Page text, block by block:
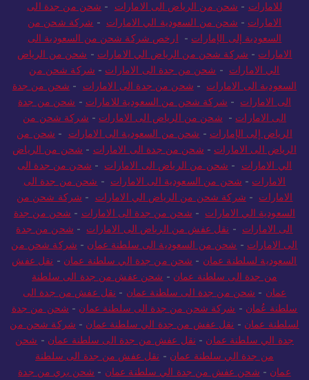
للامارات - شحن من الرياض الى الامارات - شحن من جدة الى
الامارات - شحن من السعودية الي الامارات - شركة شحن من
السعودية إلى الإمارات - ارخص شركة شحن من السعودية الى
الامارات - شركة شحن من الرياض الي الامارات - شحن من الرياض
الي الامارات - شحن من جدة الى الامارات - شركة شحن من
السعودية الى الامارات - شحن من جدة الى الامارات - شحن من جدة
الى الامارات - شركة شحن من السعودية للامارات - شحن من جدة
الى الامارات - شحن من الرياض الى الامارات - شركة شحن من
الرياض إلى الإمارات - شحن من السعودية الى الامارات - شحن من
الرياض الى الامارات - شحن من جدة الى الامارات - شحن من الرياض
الي الامارات - شحن من الرياض الى الامارات - شحن من جدة الى
الامارات - شحن من السعودية الى الامارات - شحن من جدة الى
الامارات - شركة شحن من الرياض الي الامارات - شركة شحن من
السعودية الي الامارات - شحن من جدة الى الامارات - شحن من جدة
الى الامارات - نقل عفش من الرياض الى الامارات - شحن من جدة
الى الامارات - شحن من السعودية الى سلطنة عمان - شركة شحن من
السعودية لسلطنة عمان - شحن من جدة الي سلطنة عمان - نقل عفش
من جدة الى سلطنة عمان - شحن عفش من جدة الى سلطنة
عمان - شحن من جدة الى سلطنة عمان - نقل عفش من جدة الى
سلطنة عُمان - شركة شحن من جدة الى سلطنة عمان - شحن من جدة
لسلطنة عمان - نقل عفش من جدة الي سلطنة عمان - شركة شحن من
جدة الي سلطنة عمان - نقل عفش من جدة الى سلطنة عمان - شحن
من جدة الي سلطنة عمان - نقل عفش من جدة الى سلطنة
عمان - شحن عفش من جدة الي سلطنة عمان - شحن بري من جدة